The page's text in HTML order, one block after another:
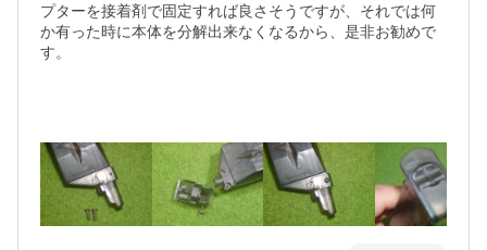
プターを接着剤で固定すれば良さそうですが、それでは何
か有った時に本体を分解出来なくなるから、是非お勧めで
す。